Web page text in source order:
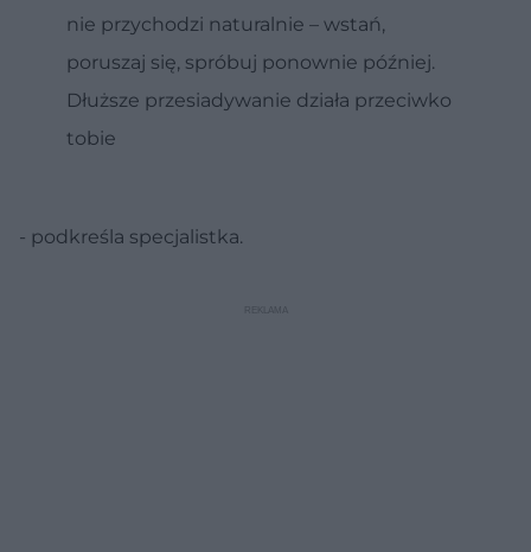
nie przychodzi naturalnie – wstań,
poruszaj się, spróbuj ponownie później.
Dłuższe przesiadywanie działa przeciwko
tobie
- podkreśla specjalistka.